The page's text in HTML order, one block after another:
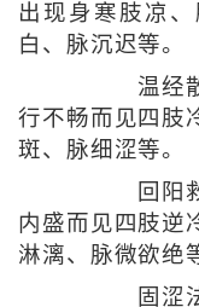
出现身寒肢凉
白、脉沉迟等。
温经散
行不畅而见四肢
斑、脉细涩等。
回阳救
内盛而见四肢逆
淋漓、脉微欲绝
固涩